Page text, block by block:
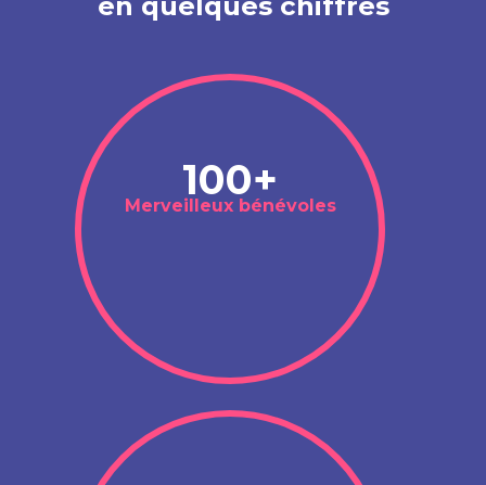
100+
Merveilleux bénévoles